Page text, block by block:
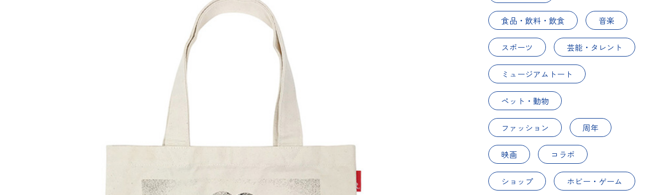
食品・飲料・飲食 音楽
スポーツ 芸能・タレント
ミュージアムトート
ペット・動物
ファッション 周年
映画 コラボ
ショップ ホビー・ゲーム